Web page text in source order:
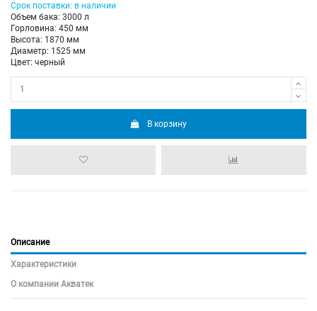
Срок поставки: в наличии
Объем бака: 3000 л
Горловина: 450 мм
Высота: 1870 мм
Диаметр: 1525 мм
Цвет: черный
В корзину
Описание
Характеристики
О компании Акватек